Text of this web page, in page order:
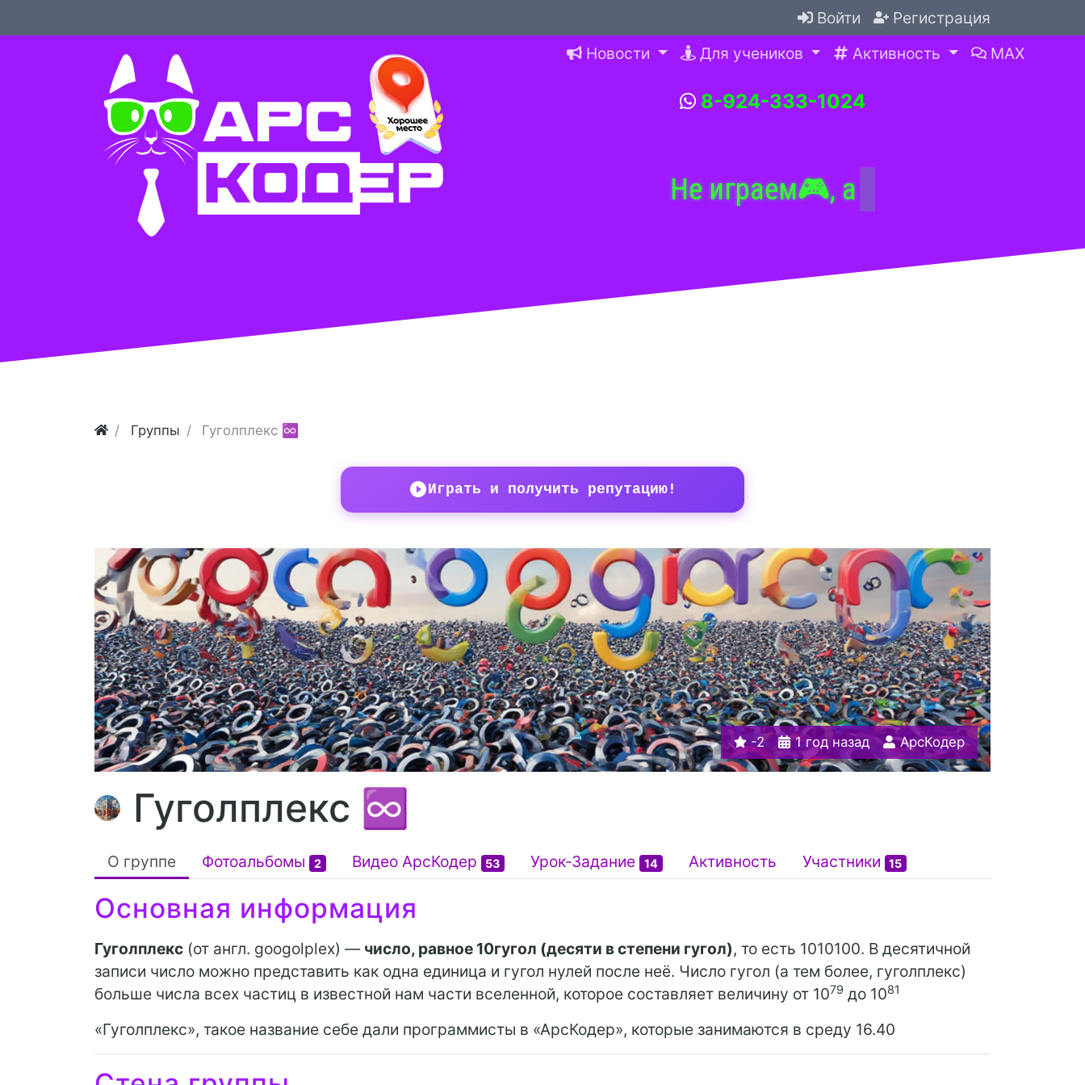
Войти
Регистрация
Новости
Для учеников Активность MAX
8-924-333-1024
Группы Гуголплекс ♾️
Играть и получить репутацию!
-2 1 год назад АрсКодер
Гуголплекс ♾️
О группе Фотоальбомы 2 Видео АрсКодер 53 Урок-Задание 14 Активность Участники 15
Основная информация
Гуголплекс (от англ. googolplex) — число, равное 10гугол (десяти в степени гугол), то есть 1010100. В десятичной
записи число можно представить как одна единица и гугол нулей после неё. Число гугол (а тем более, гуголплекс)
больше числа всех частиц в известной нам части вселенной, которое составляет величину от 1079 до 1081
«Гуголплекс», такое название себе дали программисты в «АрсКодер», которые занимаются в среду 16.40